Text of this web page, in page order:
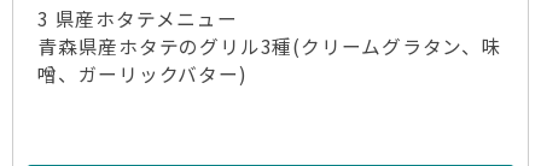
3 県産ホタテメニュー
青森県産ホタテのグリル3種(クリームグラタン、味
噌、ガーリックバター)